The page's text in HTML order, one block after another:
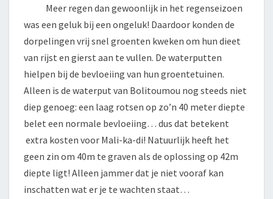
Meer regen dan gewoonlijk in het regenseizoen
was een geluk bij een ongeluk! Daardoor konden de
dorpelingen vrij snel groenten kweken om hun dieet
van rijst en gierst aan te vullen. De waterputten
hielpen bij de bevloeiing van hun groentetuinen.
Alleen is de waterput van Bolitoumou nog steeds niet
diep genoeg: een laag rotsen op zo’n 40 meter diepte
belet een normale bevloeiing… dus dat betekent
extra kosten voor Mali-ka-di! Natuurlijk heeft het
geen zin om 40m te graven als de oplossing op 42m
diepte ligt! Alleen jammer dat je niet vooraf kan
inschatten wat er je te wachten staat…